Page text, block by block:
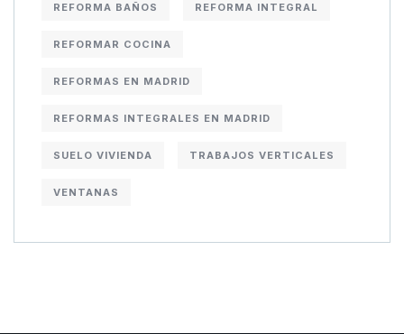
REFORMA BAÑOS REFORMA INTEGRAL
REFORMAR COCINA
REFORMAS EN MADRID
REFORMAS INTEGRALES EN MADRID
SUELO VIVIENDA TRABAJOS VERTICALES
VENTANAS